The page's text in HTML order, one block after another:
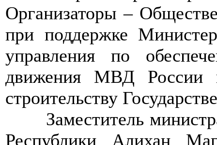
Организаторы –
при поддержке
управления по
движения МВД России
строительству
Заместитель
Республики Алихан